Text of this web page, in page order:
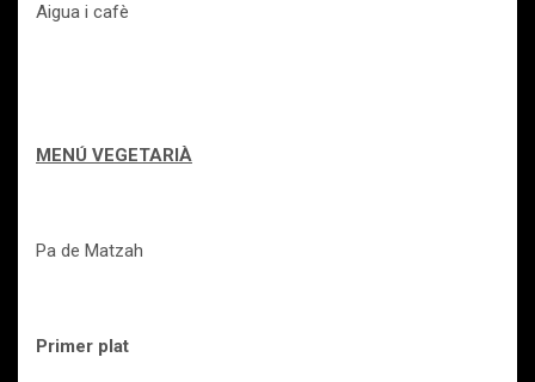
Aigua i cafè
MENÚ VEGETARIÀ
Pa de Matzah
Primer plat